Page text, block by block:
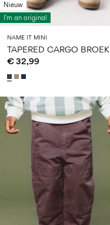
Nieuw
I'm an original
NAME IT MINI
TAPERED CARGO BROEK
€ 32,99